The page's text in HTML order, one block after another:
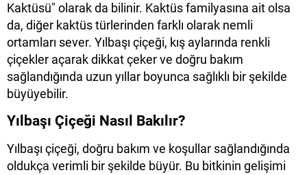
Kaktüsü" olarak da bilinir. Kaktüs familyasına ait olsa
da, diğer kaktüs türlerinden farklı olarak nemli
ortamları sever. Yılbaşı çiçeği, kış aylarında renkli
çiçekler açarak dikkat çeker ve doğru bakım
sağlandığında uzun yıllar boyunca sağlıklı bir şekilde
büyüyebilir.
Yılbaşı Çiçeği Nasıl Bakılır?
Yılbaşı çiçeği, doğru bakım ve koşullar sağlandığında
oldukça verimli bir şekilde büyür. Bu bitkinin gelişimi